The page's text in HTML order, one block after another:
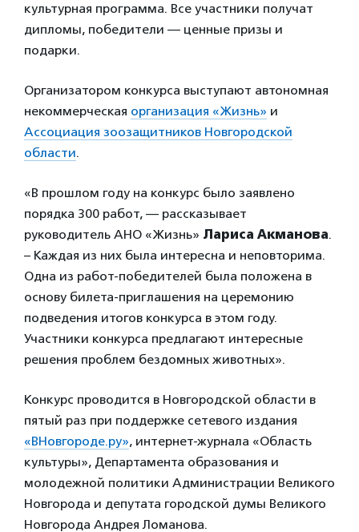
культурная программа. Все участники получат
дипломы, победители — ценные призы и
подарки.
Организатором конкурса выступают автономная
некоммерческая организация «Жизнь» и
Ассоциация зоозащитников Новгородской
области.
«В прошлом году на конкурс было заявлено
порядка 300 работ, — рассказывает
руководитель АНО «Жизнь» Лариса Акманова.
– Каждая из них была интересна и неповторима.
Одна из работ-победителей была положена в
основу билета-приглашения на церемонию
подведения итогов конкурса в этом году.
Участники конкурса предлагают интересные
решения проблем бездомных животных».
Конкурс проводится в Новгородской области в
пятый раз при поддержке сетевого издания
«ВНовгороде.ру», интернет-журнала «Область
культуры», Департамента образования и
молодежной политики Администрации Великого
Новгорода и депутата городской думы Великого
Новгорода Андрея Ломанова.